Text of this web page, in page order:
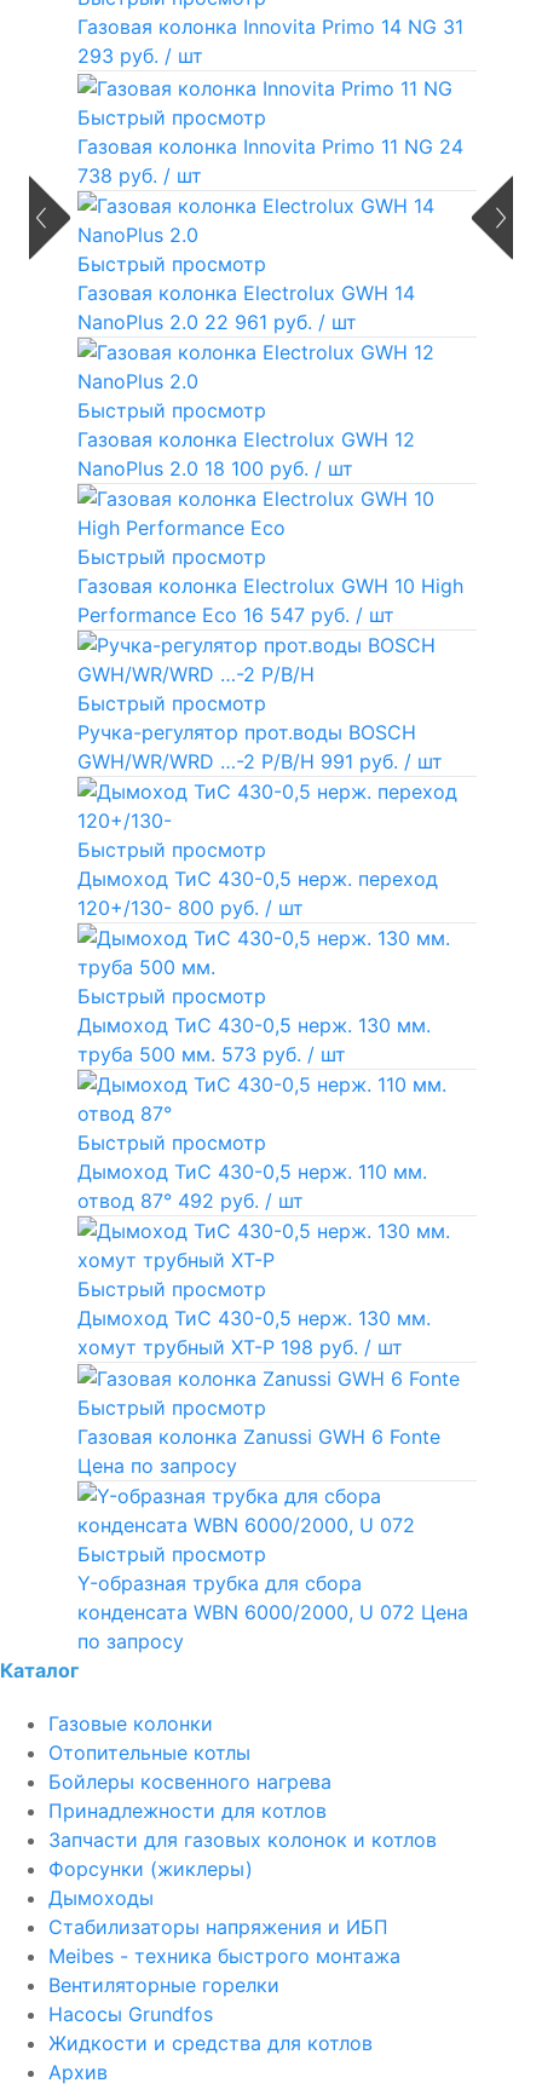
Газовая колонка Innovita Primo 14 NG 31
293 руб. / шт
Быстрый просмотр
Газовая колонка Innovita Primo 11 NG 24
738 руб. / шт
Быстрый просмотр
Газовая колонка Electrolux GWH 14
NanoPlus 2.0 22 961 руб. / шт
Быстрый просмотр
Газовая колонка Electrolux GWH 12
NanoPlus 2.0 18 100 руб. / шт
Быстрый просмотр
Газовая колонка Electrolux GWH 10 High
Performance Eco 16 547 руб. / шт
Быстрый просмотр
Ручка-регулятор прот.воды BOSCH
GWH/WR/WRD …-2 P/B/H 991 руб. / шт
Быстрый просмотр
Дымоход ТиС 430-0,5 нерж. переход
120+/130- 800 руб. / шт
Быстрый просмотр
Дымоход ТиС 430-0,5 нерж. 130 мм.
труба 500 мм. 573 руб. / шт
Быстрый просмотр
Дымоход ТиС 430-0,5 нерж. 110 мм.
отвод 87° 492 руб. / шт
Быстрый просмотр
Дымоход ТиС 430-0,5 нерж. 130 мм.
хомут трубный ХТ-Р 198 руб. / шт
Быстрый просмотр
Газовая колонка Zanussi GWH 6 Fonte
Цена по запросу
Быстрый просмотр
Y-образная трубка для сбора
конденсата WBN 6000/2000, U 072 Цена
по запросу
Каталог
Газовые колонки
Отопительные котлы
Бойлеры косвенного нагрева
Принадлежности для котлов
Запчасти для газовых колонок и котлов
Форсунки (жиклеры)
Дымоходы
Стабилизаторы напряжения и ИБП
Meibes - техника быстрого монтажа
Вентиляторные горелки
Насосы Grundfos
Жидкости и средства для котлов
Архив